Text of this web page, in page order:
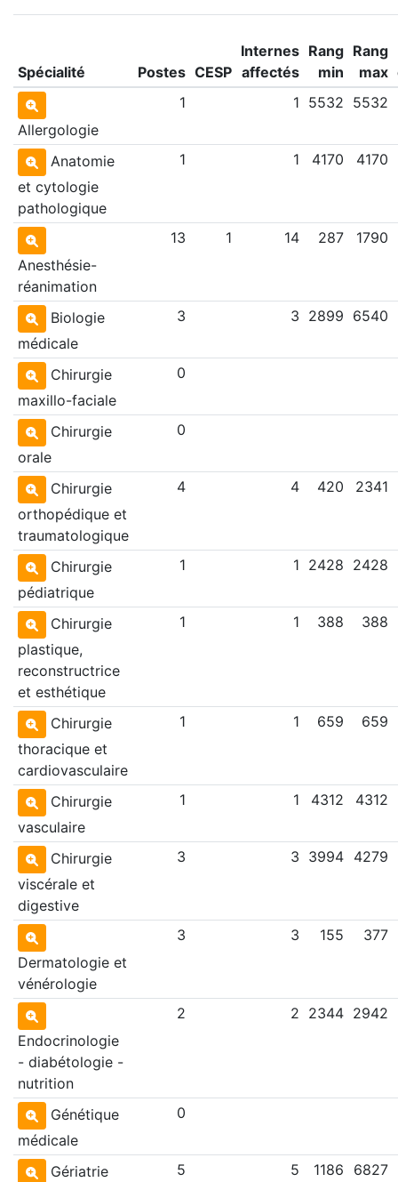
Spécialité Postes CESP
Internes
affectés
Rang
min
Rang
max
Allergologie
1 1 5532 5532
Anatomie
et cytologie
pathologique
1 1 4170 4170
Anesthésie-
réanimation
13 1 14 287 1790
Biologie
médicale
3 3 2899 6540
Chirurgie
maxillo-faciale
0
Chirurgie
orale
0
Chirurgie
orthopédique et
traumatologique
4 4 420 2341
Chirurgie
pédiatrique
1 1 2428 2428
Chirurgie
plastique,
reconstructrice
et esthétique
1 1 388 388
Chirurgie
thoracique et
cardiovasculaire
1 1 659 659
Chirurgie
vasculaire
1 1 4312 4312
Chirurgie
viscérale et
digestive
3 3 3994 4279
Dermatologie et
vénérologie
3 3 155 377
Endocrinologie
- diabétologie -
nutrition
2 2 2344 2942
Génétique
médicale
0
Gériatrie 5 5 1186 6827